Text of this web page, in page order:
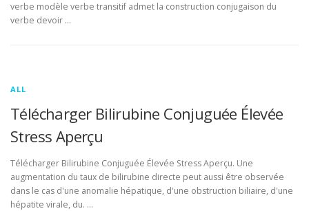
verbe modèle verbe transitif admet la construction conjugaison du
verbe devoir …
ALL
Télécharger Bilirubine Conjuguée Élevée
Stress Aperçu
Télécharger Bilirubine Conjuguée Élevée Stress Aperçu. Une
augmentation du taux de bilirubine directe peut aussi être observée
dans le cas d'une anomalie hépatique, d'une obstruction biliaire, d'une
hépatite virale, du. …